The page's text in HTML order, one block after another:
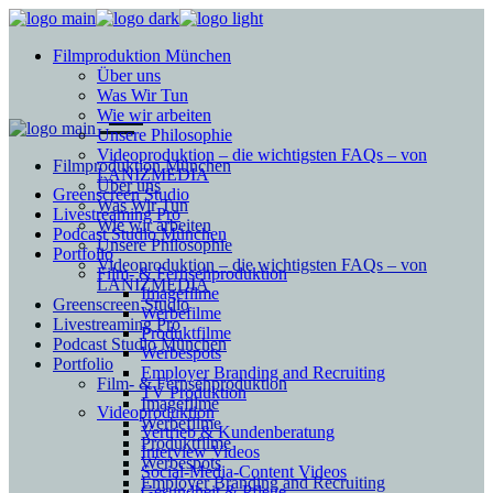
Filmproduktion München
Über uns
Was Wir Tun
Wie wir arbeiten
Unsere Philosophie
Videoproduktion – die wichtigsten FAQs – von
LANIZMEDIA
Greenscreen Studio
Livestreaming Pro
Podcast Studio München
Portfolio
Film- & Fernsehproduktion
Imagefilme
Werbefilme
Produktfilme
Werbespots
Employer Branding and Recruiting
TV Produktion
Videoproduktion
Vertrieb & Kundenberatung
Interview Videos
Social-Media-Content Videos
Filmproduktion München
Über uns
Was Wir Tun
Wie wir arbeiten
Unsere Philosophie
Videoproduktion – die wichtigsten FAQs – von
LANIZMEDIA
Greenscreen Studio
Livestreaming Pro
Podcast Studio München
Portfolio
Film- & Fernsehproduktion
Imagefilme
Werbefilme
Produktfilme
Werbespots
Employer Branding and Recruiting